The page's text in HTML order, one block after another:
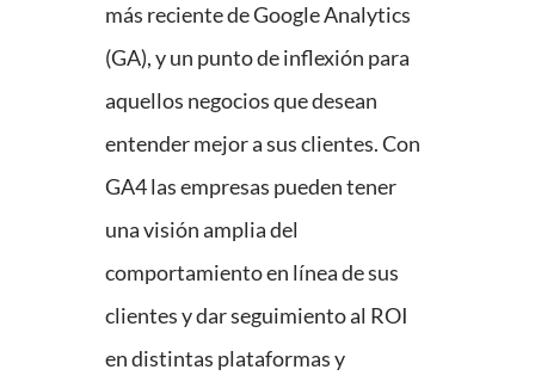
más reciente de Google Analytics
(GA), y un punto de inflexión para
aquellos negocios que desean
entender mejor a sus clientes. Con
GA4 las empresas pueden tener
una visión amplia del
comportamiento en línea de sus
clientes y dar seguimiento al ROI
en distintas plataformas y